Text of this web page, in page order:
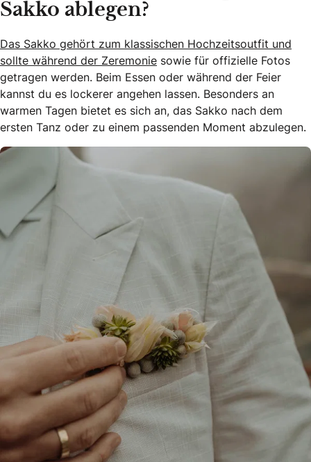
Sakko ablegen?
Das Sakko gehört zum klassischen Hochzeitsoutfit und
sollte während der Zeremonie sowie für offizielle Fotos
getragen werden. Beim Essen oder während der Feier
kannst du es lockerer angehen lassen. Besonders an
warmen Tagen bietet es sich an, das Sakko nach dem
ersten Tanz oder zu einem passenden Moment abzulegen.